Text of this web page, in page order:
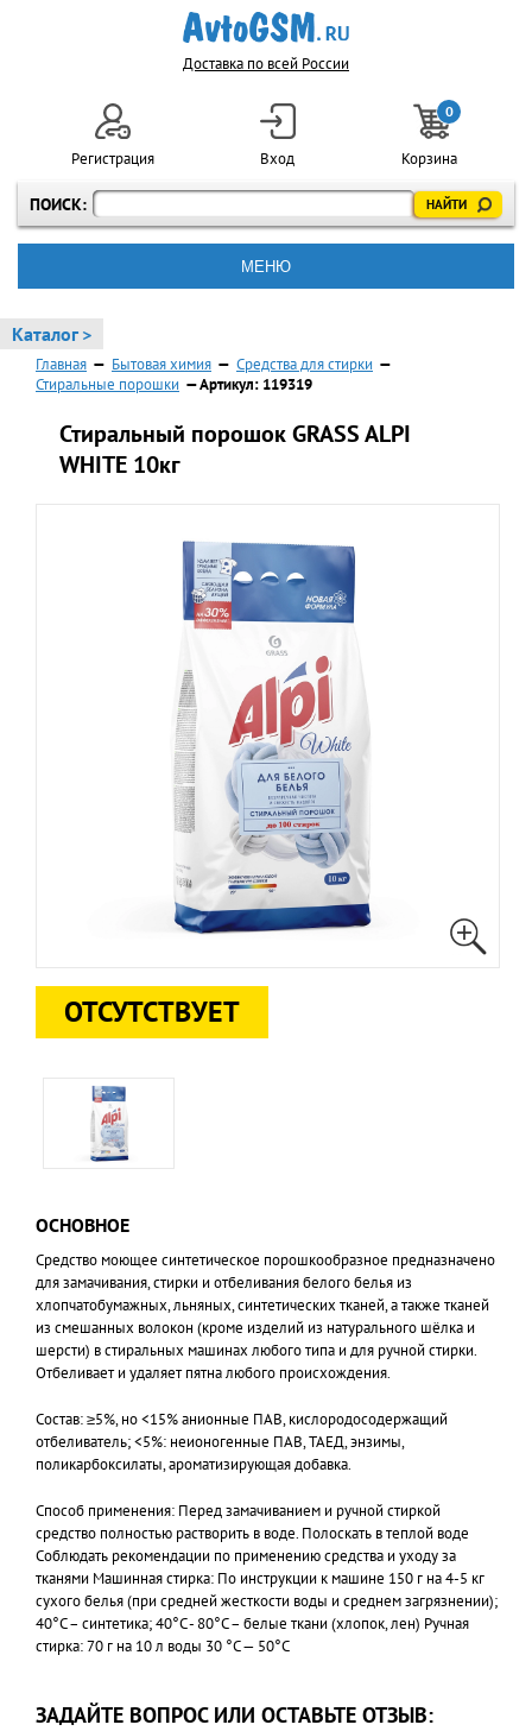
Доставка по всей России
ПОИСК:
Регистрация Вход
0
Корзина
МЕНЮ
Каталог >
Главная — Бытовая химия — Средства для стирки —
Стиральные порошки — Артикул: 119319
Стиральный порошок GRASS ALPI
WHITE 10кг
ОТСУТСТВУЕТ
ОСНОВНОЕ
Средство моющее синтетическое порошкообразное предназначено
для замачивания, стирки и отбеливания белого белья из
хлопчатобумажных, льняных, синтетических тканей, а также тканей
из смешанных волокон (кроме изделий из натурального шёлка и
шерсти) в стиральных машинах любого типа и для ручной стирки.
Отбеливает и удаляет пятна любого происхождения.
Состав: ≥5%, но <15% анионные ПАВ, кислородосодержащий
отбеливатель; <5%: неионогенные ПАВ, ТАЕД, энзимы,
поликарбоксилаты, ароматизирующая добавка.
Способ применения: Перед замачиванием и ручной стиркой
средство полностью растворить в воде. Полоскать в теплой воде
Соблюдать рекомендации по применению средства и уходу за
тканями Машинная стирка: По инструкции к машине 150 г на 4-5 кг
сухого белья (при средней жесткости воды и среднем загрязнении);
40°С – синтетика; 40°С - 80°С – белые ткани (хлопок, лен) Ручная
стирка: 70 г на 10 л воды 30 °С — 50°С
ЗАДАЙТЕ ВОПРОС ИЛИ ОСТАВЬТЕ ОТЗЫВ: